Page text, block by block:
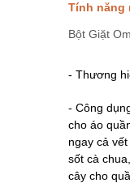
Tính năng
Bột Giặt
- Thương
- Công
cho áo
ngay cả
sốt cà
cây cho